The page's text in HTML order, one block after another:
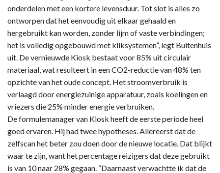
onderdelen met een kortere levensduur. Tot slot is alles zo
ontworpen dat het eenvoudig uit elkaar gehaald en
hergebruikt kan worden, zonder lijm of vaste verbindingen;
het is volledig opgebouwd met kliksystemen”, legt Buitenhuis
uit. De vernieuwde Kiosk bestaat voor 85% uit circulair
materiaal, wat resulteert in een CO2-reductie van 48% ten
opzichte van het oude concept. Het stroomverbruik is
verlaagd door energiezuinige apparatuur, zoals koelingen en
vriezers die 25% minder energie verbruiken.
De formulemanager van Kiosk heeft de eerste periode heel
goed ervaren. Hij had twee hypotheses. Allereerst dat de
zelfscan het beter zou doen door de nieuwe locatie. Dat blijkt
waar te zijn, want het percentage reizigers dat deze gebruikt
is van 10 naar 28% gegaan. “Daarnaast verwachtte ik dat de